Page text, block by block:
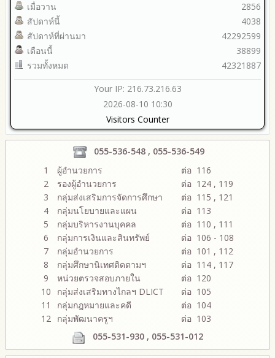
เมื่อวาน
สัปดาห์นี้
สัปดาห์ที่ผ่านมา
เดือนนี้
รวมทั้งหมด
2856
4038
42292599
38899
42321887
Your IP: 216.73.216.63
2026-08-10 10:30
Visitors Counter
055-536-548 , 055-536-549
1
ผู้อำนวยการ
ต่อ 116
2
รองผู้อำนวยการ
ต่อ 124 , 119
3
กลุ่มส่งเสริมการจัดการศึกษา
ต่อ 115 , 121
4
กลุ่มนโยบายและแผน
ต่อ 113
5
กลุ่มบริหารงานบุคคล
ต่อ 110 , 111
6
กลุ่มการเงินและสินทรัพย์
ต่อ 106 - 108
7
กลุ่มอำนวยการ
ต่อ 101 , 112
8
กลุ่มศึกษานิเทศติดตามฯ
ต่อ 114 , 117
9
หน่วยตรวจสอบภายใน
ต่อ 120
10
กลุ่มส่งเสริมทางไกลฯ DLICT
ต่อ 105
11
กลุ่มกฎหมายและคดี
ต่อ 104
12 กลุ่มพัฒนาครูฯ
ต่อ 103
055-531-930 , 055-531-012